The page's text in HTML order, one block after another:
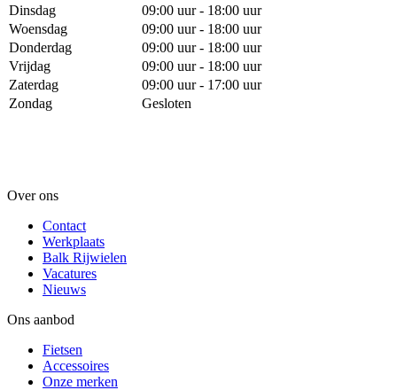
Dinsdag
09:00 uur - 18:00 uur
Woensdag
09:00 uur - 18:00 uur
Donderdag
09:00 uur - 18:00 uur
Vrijdag
09:00 uur - 18:00 uur
Zaterdag
09:00 uur - 17:00 uur
Zondag
Gesloten
Over ons
Contact
Werkplaats
Balk Rijwielen
Vacatures
Nieuws
Ons aanbod
Fietsen
Accessoires
Onze merken